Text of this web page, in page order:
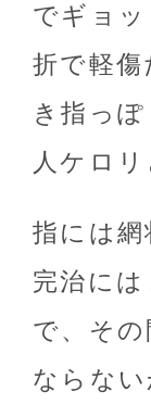
でギョ
折で軽
き指っ
人ケロリ
指には
完治には
で、そ
ならな